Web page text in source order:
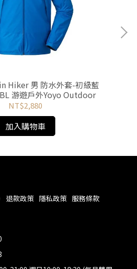
Hiker 男 防水外套-初級藍
游遊戶外Yoyo Outdoor
NT$2,880
加入購物車
退款政策 隱私政策 服務條款